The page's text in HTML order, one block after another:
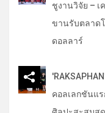
ชูงานวิจัย – เ
ขานรับตลาด
ดอลลาร์
คอลเลกชันแ